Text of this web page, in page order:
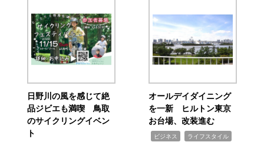
日野川の風を感じて絶
品ジビエも満喫 鳥取
のサイクリングイベン
ト
オールデイダイニング
を一新 ヒルトン東京
お台場、改装進む
ビジネス ライフスタイル